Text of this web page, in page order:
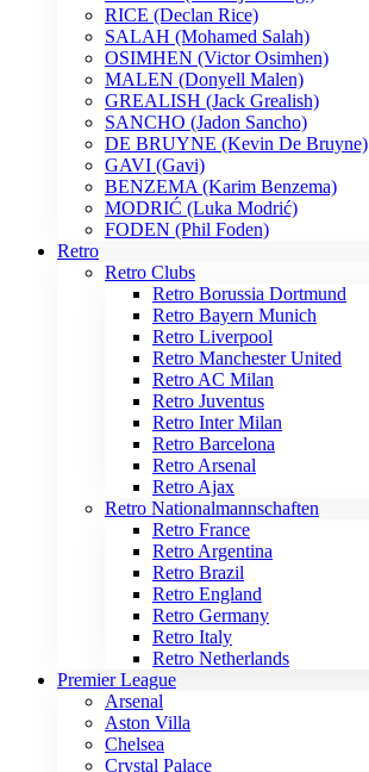
RICE (Declan Rice)
SALAH (Mohamed Salah)
OSIMHEN (Victor Osimhen)
MALEN (Donyell Malen)
GREALISH (Jack Grealish)
SANCHO (Jadon Sancho)
DE BRUYNE (Kevin De Bruyne)
GAVI (Gavi)
BENZEMA (Karim Benzema)
MODRIĆ (Luka Modrić)
FODEN (Phil Foden)
Retro
Retro Clubs
Retro Borussia Dortmund
Retro Bayern Munich
Retro Liverpool
Retro Manchester United
Retro AC Milan
Retro Juventus
Retro Inter Milan
Retro Barcelona
Retro Arsenal
Retro Ajax
Retro Nationalmannschaften
Retro France
Retro Argentina
Retro Brazil
Retro England
Retro Germany
Retro Italy
Retro Netherlands
Premier League
Arsenal
Aston Villa
Chelsea
Crystal Palace